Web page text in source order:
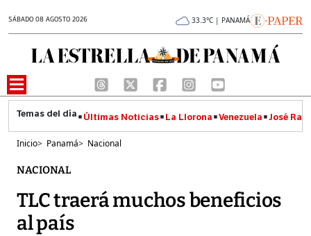
SÁBADO 08 AGOSTO 2026 33.3°C | PANAMÁ
Últimas Noticias La Llorona Venezuela José
Inicio> Panamá> Nacional
NACIONAL
TLC traerá muchos beneficios
al país